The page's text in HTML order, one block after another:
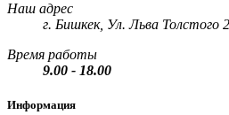
Наш адрес
г. Бишкек, Ул. Льва Толстого
Время работы
9.00 - 18.00
Информация